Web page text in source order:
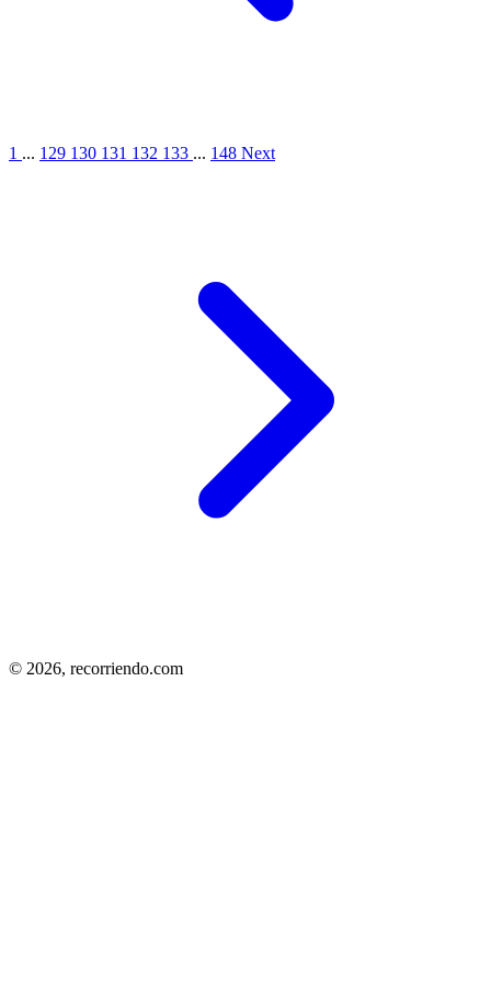
1 ... 129 130 131 132 133 ... 148 Next
© 2026, recorriendo.com